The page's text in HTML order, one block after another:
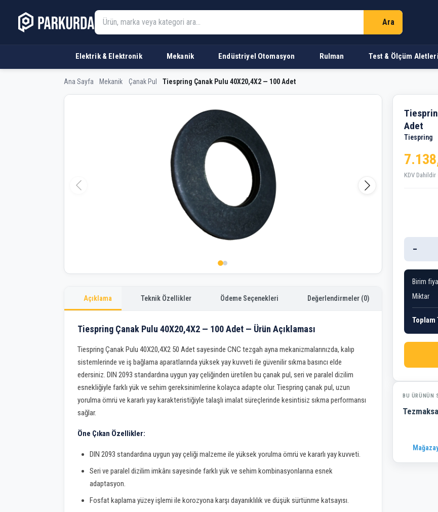
Ara
Elektrik & Elektronik Mekanik Endüstriyel Otomasyon Rulman Test & Ölçüm Aletleri
Ana Sayfa Mekanik Çanak Pul Tiespring Çanak Pulu 40X20,4X2 — 100 Adet
Tiespring Çanak Pulu 40X20,4X2 — 100 Adet
Açıklama Teknik Özellikler Ödeme Seçenekleri Değerlendirmeler (0)
Tiespring Çanak Pulu 40X20,4X2 — 100 Adet — Ürün Açıklaması
Tiespring Çanak Pulu 40X20,4X2 50 Adet sayesinde CNC tezgah ayna mekanizmalarınızda, kalıp
sistemlerinde ve iş bağlama aparatlarında yüksek yay kuvveti ile güvenilir sıkma basıncı elde
edersiniz. DIN 2093 standardına uygun yay çeliğinden üretilen bu çanak pul, seri ve paralel dizilim
esnekliğiyle farklı yük ve sehim gereksinimlerine kolayca adapte olur. Tiespring çanak pul, uzun
yorulma ömrü ve kararlı yay karakteristiğiyle talaşlı imalat süreçlerinde kesintisiz sıkma performansı
sağlar.
Öne Çıkan Özellikler:
DIN 2093 standardına uygun yay çeliği malzeme ile yüksek yorulma ömrü ve kararlı yay kuvveti.
Seri ve paralel dizilim imkânı sayesinde farklı yük ve sehim kombinasyonlarına esnek
adaptasyon.
Fosfat kaplama yüzey işlemi ile korozyona karşı dayanıklılık ve düşük sürtünme katsayısı.
Adet
Tiespring
KDV
−
Birim
Miktar
Toplam
BU ÜRÜNÜN